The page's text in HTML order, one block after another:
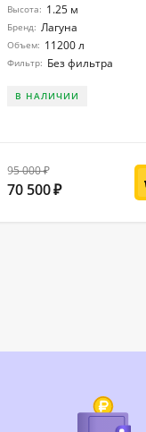
Высота: 1.25 м
Бренд: Лагуна
Объем: 11200 л
Фильтр: Без фильтра
В НАЛИЧИИ
95 000 ₽
70 500₽